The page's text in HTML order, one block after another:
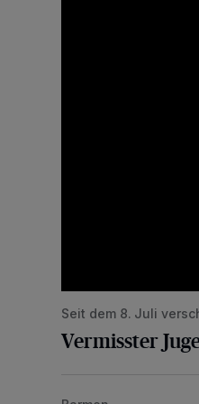
Seit dem 8. Juli
Vermisster